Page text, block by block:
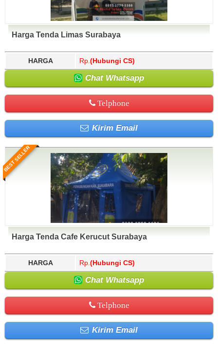
Harga Tenda Limas Surabaya
HARGA Rp. (Hubungi CS)
Chat Whatsapp
Telphone
Kirim Email
BEST SELLER
Harga Tenda Cafe Kerucut Surabaya
HARGA Rp. (Hubungi CS)
Chat Whatsapp
Telphone
Kirim Email